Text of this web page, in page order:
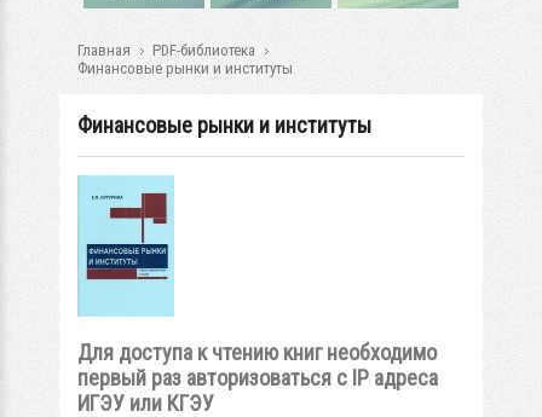
Главная
PDF-библиотека
Финансовые рынки и институты
Финансовые рынки и институты
Для доступа к чтению книг необходимо
первый раз авторизоваться с IP адреса
ИГЭУ или КГЭУ